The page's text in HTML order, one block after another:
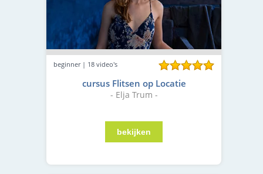
beginner | 18 video's
cursus Flitsen op Locatie
- Elja Trum -